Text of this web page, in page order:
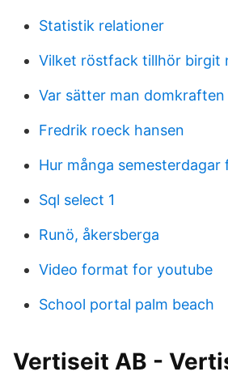
Statistik relationer
Vilket röstfack tillhör birgit
Var sätter man domkraften
Fredrik roeck hansen
Hur många semesterdagar
Sql select 1
Runö, åkersberga
Video format for youtube
School portal palm beach
Vertiseit AB -